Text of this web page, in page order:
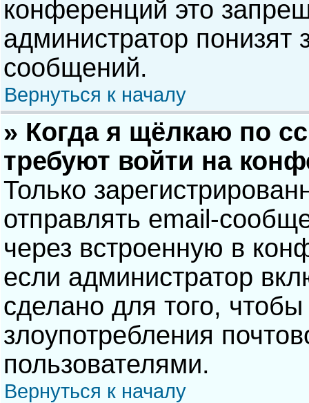
конференций это
администратор понизят
сообщений.
Вернуться к началу
» Когда я щёлкаю по
требуют войти на
Только
отправлять email-
через встроенную в
если администратор
сделано для того, чтобы
злоупотребления
пользователями.
Вернуться к началу